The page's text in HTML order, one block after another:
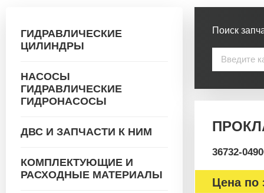
ГИДРАВЛИЧЕСКИЕ
ЦИЛИНДРЫ
НАСОСЫ
ГИДРАВЛИЧЕСКИЕ
ГИДРОНАСОСЫ
ДВС И ЗАПЧАСТИ К НИМ
КОМПЛЕКТУЮЩИЕ И
РАСХОДНЫЕ МАТЕРИАЛЫ
Поиск
36732-
Цена по